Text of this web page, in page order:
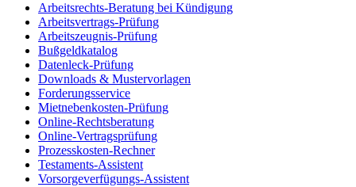
Arbeitsrechts-Beratung bei Kündigung
Arbeitsvertrags-Prüfung
Arbeitszeugnis-Prüfung
Bußgeldkatalog
Datenleck-Prüfung
Downloads & Mustervorlagen
Forderungsservice
Mietnebenkosten-Prüfung
Online-Rechtsberatung
Online-Vertragsprüfung
Prozesskosten-Rechner
Testaments-Assistent
Vorsorgeverfügungs-Assistent